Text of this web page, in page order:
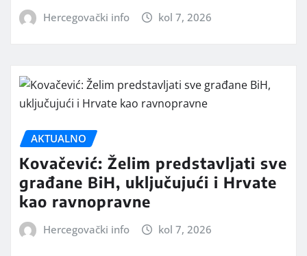
Hercegovački info kol 7, 2026
AKTUALNO
Kovačević: Želim predstavljati sve
građane BiH, uključujući i Hrvate
kao ravnopravne
Hercegovački info kol 7, 2026